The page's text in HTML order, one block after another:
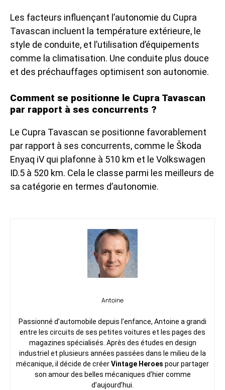
Les facteurs influençant l’autonomie du Cupra
Tavascan incluent la température extérieure, le
style de conduite, et l’utilisation d’équipements
comme la climatisation. Une conduite plus douce
et des préchauffages optimisent son autonomie.
Comment se positionne le Cupra Tavascan
par rapport à ses concurrents ?
Le Cupra Tavascan se positionne favorablement
par rapport à ses concurrents, comme le Škoda
Enyaq iV qui plafonne à 510 km et le Volkswagen
ID.5 à 520 km. Cela le classe parmi les meilleurs de
sa catégorie en termes d’autonomie.
Antoine
Passionné d’automobile depuis l’enfance, Antoine a grandi
entre les circuits de ses petites voitures et les pages des
magazines spécialisés. Après des études en design
industriel et plusieurs années passées dans le milieu de la
mécanique, il décide de créerVintage Heroes pour partager
son amour des belles mécaniques d’hier comme
d’aujourd’hui.